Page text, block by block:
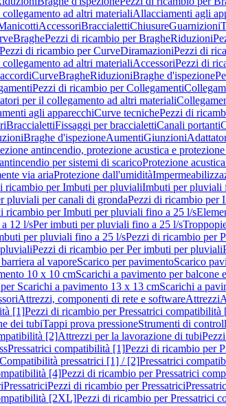
ad altri materialiAllacciamenti agli
AccessoriBraccialettiChiusureGuarnizioni
BraghePezzi di ricambio per BragheRiduzioni
Pezzi di ricambio per CurveDiramazioniPezzi di
ad altri materialiAccessoriPezzi di
CurveBragheRiduzioniBraghe d'ispezione
Pezzi di ricambio per Collegamenti
per il collegamento ad altri materiali
agli apparecchiCurve tecnichePezzi di
BraccialettiFissaggi per braccialettiCanali portanti
Braghe d'ispezioneAumentiGiunzioni
antincendio, protezione acustica e
per sistemi di scaricoProtezione acustica
via ariaProtezione dall'umidità
ricambio per Imbuti per pluvialiImbuti per pluviali
pluviali per canali di grondaPezzi di ricambio per
ricambio per Imbuti per pluviali fino a 25 l/s
12 l/sPer imbuti per pluviali fino a 25 l/s
per pluviali fino a 25 l/sPezzi di ricambio per
Pezzi di ricambio per Per imbuti per pluviali
al vaporeScarico per pavimentoScarico
10 x 10 cmScarichi a pavimento per balcone
Scarichi a pavimento 13 x 13 cmScarichi a
Attrezzi, componenti di rete e softwareAttrezzi
[1]Pezzi di ricambio per Pressatrici compatibilità
dei tubiTappi prova pressioneStrumenti di
[2]Attrezzi per la lavorazione di tubi
Pressatrici compatibilità [1]Pezzi di ricambio per
pressatrici [1] / [2]Pressatrici
[4]Pezzi di ricambio per Pressatrici
PressatriciPezzi di ricambio per Pressatrici
[2XL]Pezzi di ricambio per Pressatrici